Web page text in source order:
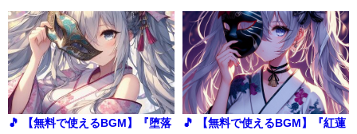
🎵 【無料で使えるBGM】『堕落
🎵 【無料で使えるBGM】『紅蓮